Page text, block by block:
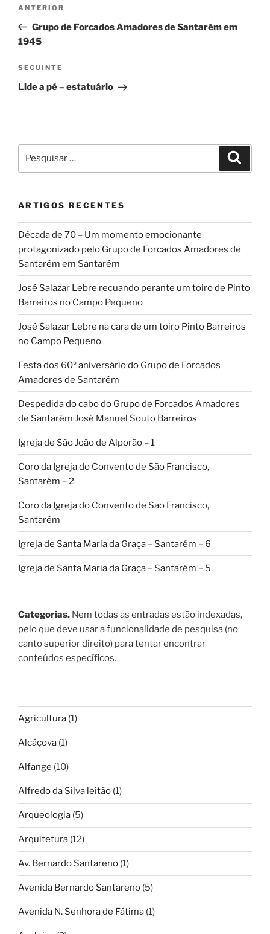
artigos
Conteúdo
anterior
ANTERIOR
Grupo de Forcados Amadores de Santarém em
1945
Conteúdo
seguinte
SEGUINTE
Lide a pé – estatuário
por:
ARTIGOS RECENTES
Década de 70 – Um momento emocionante
protagonizado pelo Grupo de Forcados Amadores de
Santarém em Santarém
José Salazar Lebre recuando perante um toiro de Pinto
Barreiros no Campo Pequeno
José Salazar Lebre na cara de um toiro Pinto Barreiros
no Campo Pequeno
Festa dos 60º aniversário do Grupo de Forcados
Amadores de Santarém
Despedida do cabo do Grupo de Forcados Amadores
de Santarém José Manuel Souto Barreiros
Igreja de São João de Alporão – 1
Coro da Igreja do Convento de São Francisco,
Santarém – 2
Coro da Igreja do Convento de São Francisco,
Santarém
Igreja de Santa Maria da Graça – Santarém – 6
Igreja de Santa Maria da Graça – Santarém – 5
Categorias. Nem todas as entradas estão indexadas,
pelo que deve usar a funcionalidade de pesquisa (no
canto superior direito) para tentar encontrar
conteúdos específicos.
Agricultura (1)
Alcáçova (1)
Alfange (10)
Alfredo da Silva leitão (1)
Arqueologia (5)
Arquitetura (12)
Av. Bernardo Santareno (1)
Avenida Bernardo Santareno (5)
Avenida N. Senhora de Fátima (1)